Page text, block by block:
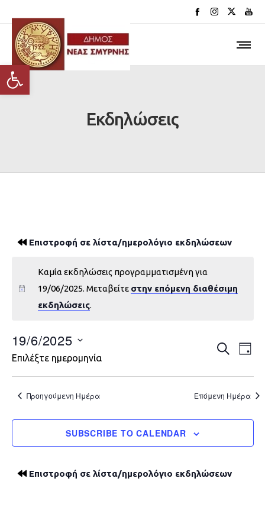
Ανοίξτε τη γραμμή εργαλείων
Εκδηλώσεις
Επιστροφή σε λίστα/ημερολόγιο εκδηλώσεων
Καμία εκδηλώσεις προγραμματισμένη για
19/06/2025. Μεταβείτε στην επόμενη διαθέσιμη
εκδηλώσεις.
Search
and
Views
DAY
19/6/2025
Επιλέξτε ημερομηνία
Προηγούμενη Ημέρα Επόμενη Ημέρα
SUBSCRIBE TO CALENDAR
Επιστροφή σε λίστα/ημερολόγιο εκδηλώσεων